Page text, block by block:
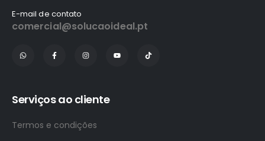
E-mail de contato
comercial@solucaoideal.pt
Serviços ao cliente
Termos e condições